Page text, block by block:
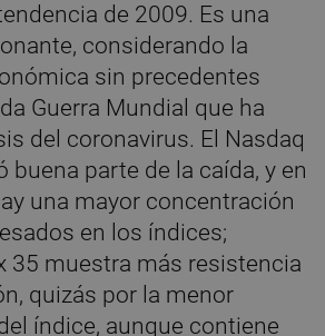
de 2009. Es una
considerando la
sin precedentes
Guerra Mundial que ha
del coronavirus. El Nasdaq
buena parte de la caída, y en
una mayor concentración
en los índices;
35 muestra más resistencia
quizás por la menor
índice, aunque contiene